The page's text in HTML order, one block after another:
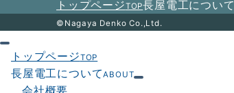
ン
トップページTOP長屋電工について
©Nagaya Denko Co.,Ltd.
トップページTOP
長屋電工についてABOUT
会社概要